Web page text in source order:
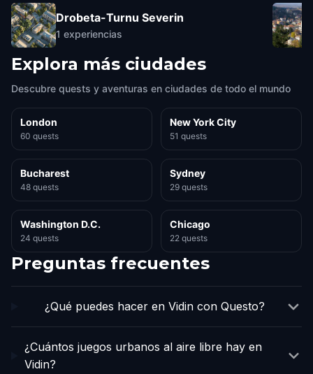
Drobeta-Turnu Severin
1 experiencias
Explora más ciudades
Descubre quests y aventuras en ciudades de todo el mundo
London
60 quests
New York City
51 quests
Bucharest
48 quests
Sydney
29 quests
Washington D.C.
24 quests
Chicago
22 quests
Preguntas frecuentes
¿Qué puedes hacer en Vidin con Questo?
¿Cuántos juegos urbanos al aire libre hay en
Vidin?